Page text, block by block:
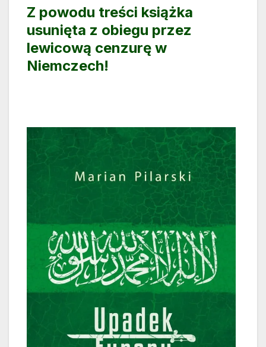
Z powodu treści książka
usunięta z obiegu przez
lewicową cenzurę w
Niemczech!